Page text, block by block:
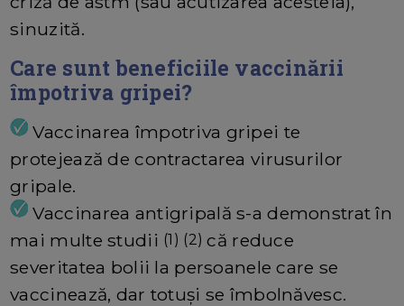
sinuzită.
Care sunt beneficiile vaccinării
împotriva gripei?
Vaccinarea împotriva gripei te
protejează de contractarea virusurilor
gripale.
Vaccinarea antigripală s-a demonstrat în
mai multe studii (1) (2)că reduce
severitatea bolii la persoanele care se
vaccinează, dar totuși se îmbolnăvesc.